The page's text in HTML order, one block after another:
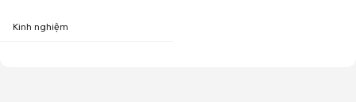
Kinh nghiệm